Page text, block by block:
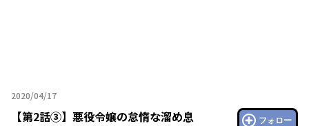
2020/04/17
2020年04月17日
【第2話③】 悪役令嬢の怠惰な溜め息 フォロー